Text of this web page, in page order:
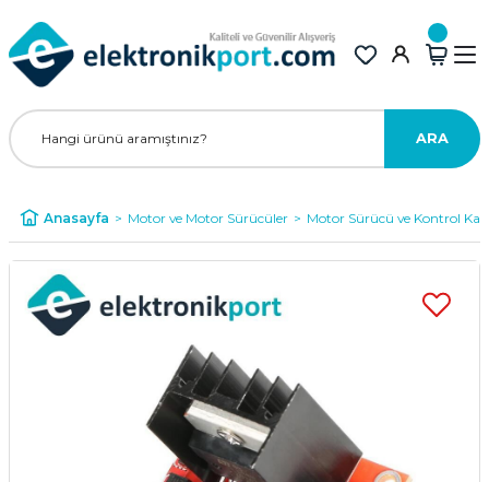
ARA
Anasayfa Motor ve Motor Sürücüler Motor Sürücü ve Kontrol